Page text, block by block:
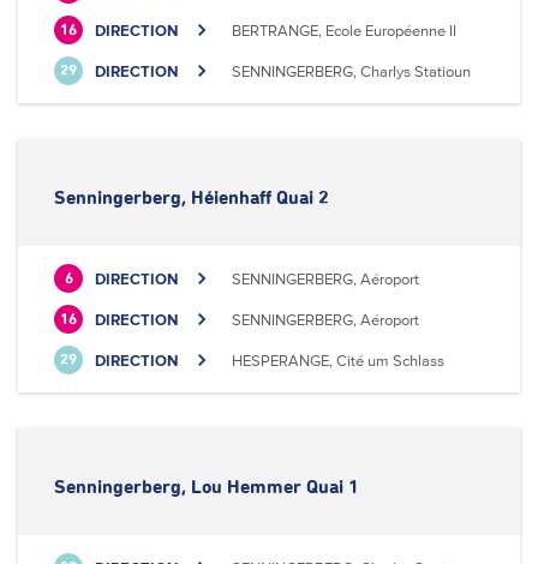
16 DIRECTION BERTRANGE, Ecole Européenne II
29 DIRECTION SENNINGERBERG, Charlys Statioun
Senningerberg, Héienhaff Quai 2
6 DIRECTION SENNINGERBERG, Aéroport
16 DIRECTION SENNINGERBERG, Aéroport
29 DIRECTION HESPERANGE, Cité um Schlass
Senningerberg, Lou Hemmer Quai 1